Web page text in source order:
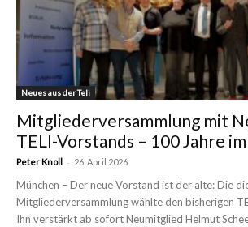
Neues aus der Teli
Mitgliederversammlung mit
TELI-Vorstands – 100 Jahre
Peter Knoll - 26. April 2026
München – Der neue Vorstand ist der alte: Die
Mitgliederversammlung wählte den bisherigen
Ihn verstärkt ab sofort Neumitglied Helmut